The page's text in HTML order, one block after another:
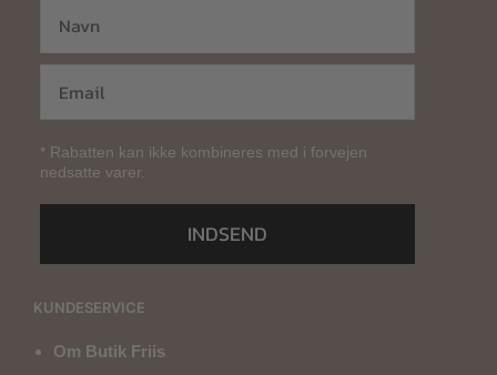
* Rabatten kan ikke kombineres med i forvejen
nedsatte varer.
INDSEND
KUNDESERVICE
Om Butik Friis